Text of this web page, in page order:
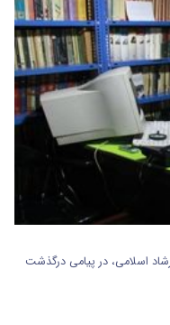
اسلامی، در پیامی درگذشت